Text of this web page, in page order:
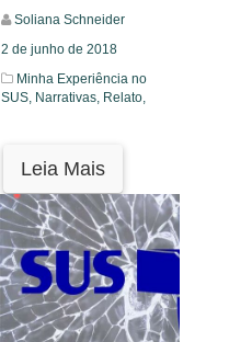
Soliana Schneider
2 de junho de 2018
Minha Experiência no
SUS, Narrativas, Relato,
Leia Mais